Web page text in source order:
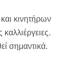
κινητήρων
σημαντικά.